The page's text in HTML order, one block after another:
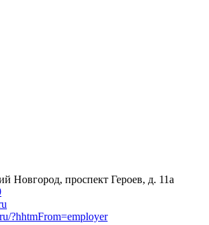
Новгород, проспект Героев, д. 11а
?hhtmFrom=employer